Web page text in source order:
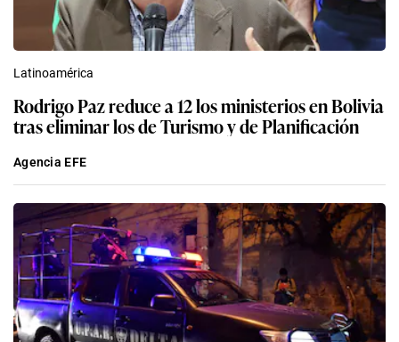
Latinoamérica
Rodrigo Paz reduce a 12 los ministerios en Bolivia
tras eliminar los de Turismo y de Planificación
Agencia EFE